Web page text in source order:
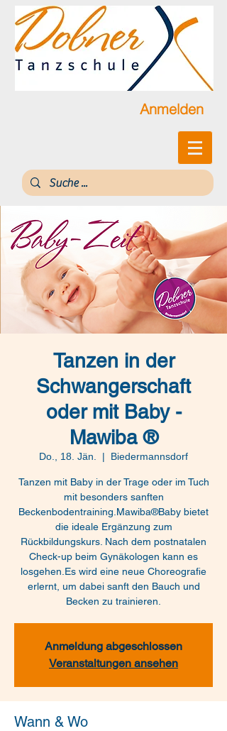
Anmelden
Tanzen in der
Schwangerschaft
oder mit Baby -
Mawiba ®
Do., 18. Jän.
  |
Biedermannsdorf
Tanzen mit Baby in der Trage oder im Tuch
mit besonders sanften
Beckenbodentraining.Mawiba®Baby bietet
die ideale Ergänzung zum
Rückbildungskurs. Nach dem postnatalen
Check-up beim Gynäkologen kann es
losgehen.Es wird eine neue Choreografie
erlernt, um dabei sanft den Bauch und
Becken zu trainieren.
Anmeldung abgeschlossen
Veranstaltungen ansehen
Wann & Wo